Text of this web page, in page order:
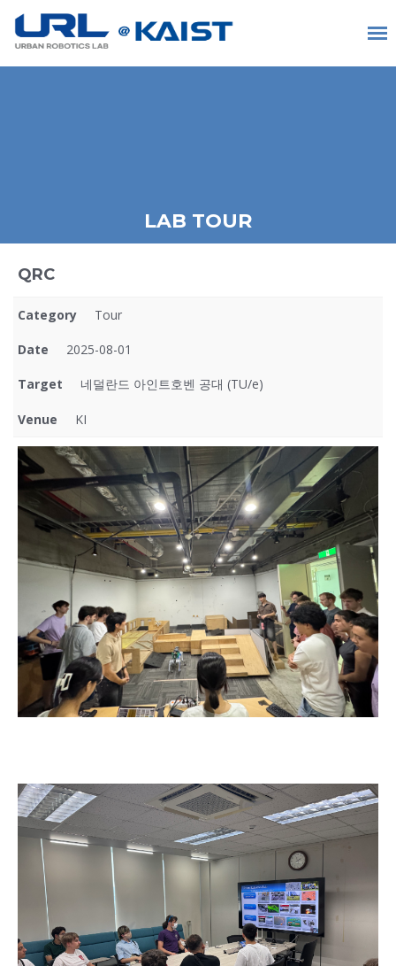
LAB TOUR
QRC
Category Tour
Date 2025-08-01
Target 네덜란드 아인트호벤 공대 (TU/e)
Venue KI